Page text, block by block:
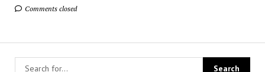
Comments closed